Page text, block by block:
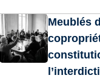
Meublés